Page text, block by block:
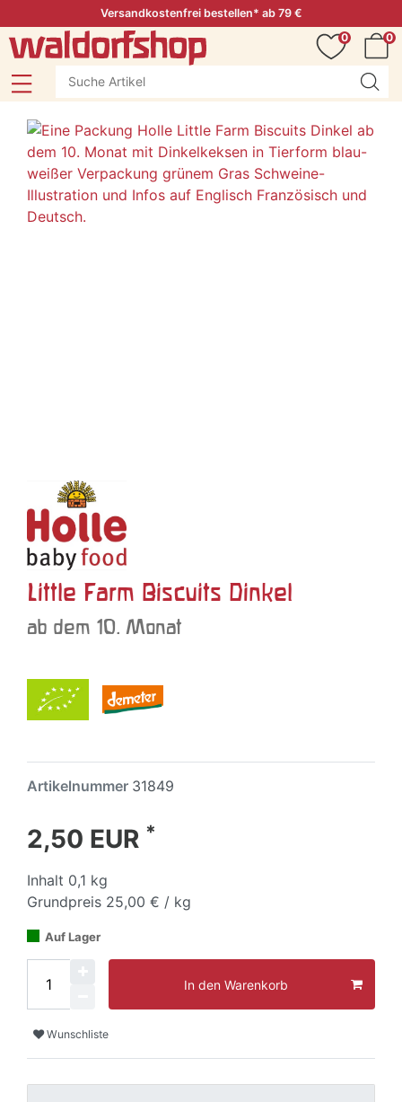
Versandkostenfrei bestellen* ab 79 €
0
0
Little Farm Biscuits Dinkel
ab dem 10. Monat
Artikelnummer 31849
2,50 EUR *
Inhalt 0,1 kg
Grundpreis 25,00 € / kg
Auf Lager
In den Warenkorb
Wunschliste